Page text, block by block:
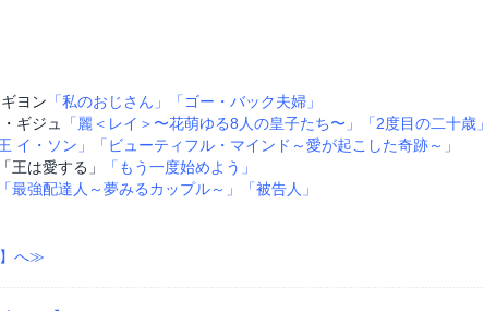
ヨン 「私のおじさん」
「ゴー・バック夫婦」
ギジュ
「麗＜レイ＞〜花萌ゆる8人の皇子たち〜」
「2度目の二十歳」
イ・ソン」
「ビューティフル・マインド～愛が起こした奇跡～」
王は愛する」
「もう一度始めよう」
「最強配達人～夢みるカップル～」 「被告人」
】へ≫